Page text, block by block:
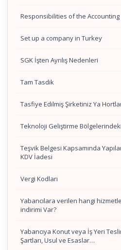
Responsibilities of the
Set up a company in Turkey
SGK İşten Ayrılış Nedenleri
Tam Tasdik
Tasfiye Edilmiş Şirketiniz Ya
Teknoloji Geliştirme
Teşvik Belgesi Kapsamında
KDV İadesi
Vergi Kodları
Yabancılara verilen hangi
indirimi Var?
Yabancıya Konut veya İş Yeri
Şartları, Usul ve Esaslar…